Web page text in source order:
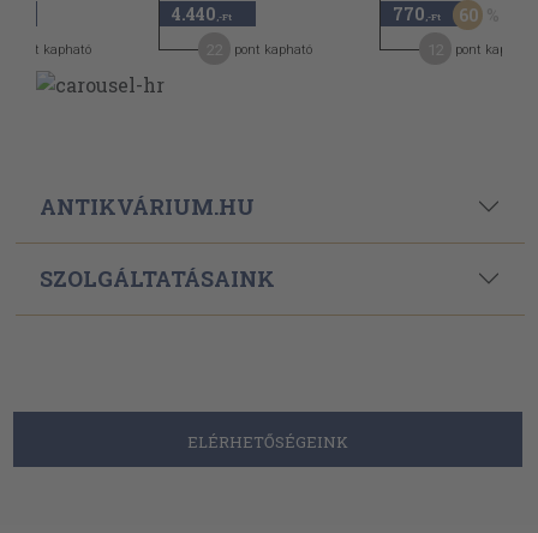
pont kapható
4.440 ,-Ft
pont kapható
770 ,-Ft 60
pont kapható
ANTIKVÁRIUM.HU
SZOLGÁLTATÁSAINK
ELÉRHETŐSÉGEINK